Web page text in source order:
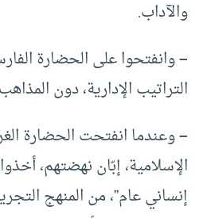
والآداب.
–وانفتحوا على الحضارة
التراتيب الإدارية، دون
–وعندما انفتحت الحضارة
الإسلامية، إبّان نهضتهم،
إنساني عام”، من المنهج